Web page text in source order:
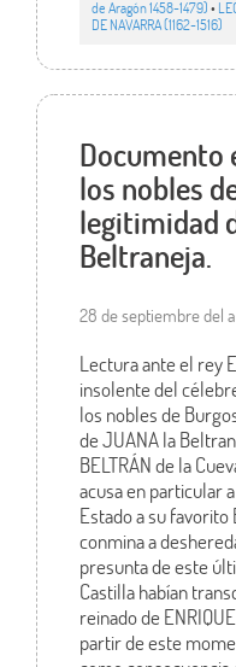
de Aragón 1458-1479)•
DE NAVARRA (1162-1516)
Documento
los nobles
legitimidad
Beltraneja.
28 de septiembre del
Lectura ante el rey
insolente del
los nobles de
de JUANA la
BELTRÁN de la
acusa en particular
Estado a su favorito
conmina a
presunta de este
Castilla habían
reinado de
partir de este